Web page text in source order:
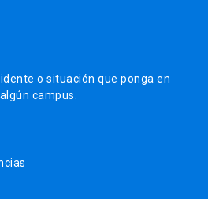
o situación que ponga en
campus.